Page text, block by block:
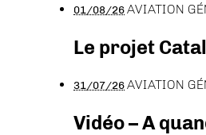
01/08/26AVIATION
Le projet
31/07/26AVIATION
Vidéo – A